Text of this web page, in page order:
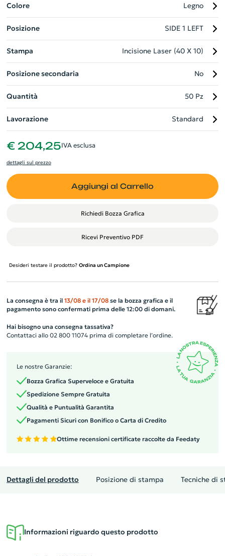
aziendale. Pratico, raffinato e versatile, questo gadget è
l'accessorio che non deve mancare nelle occasioni speciali.
Provalo ora!
Colore Legno
Posizione SIDE 1 LEFT
Stampa Incisione Laser (40 X 10)
Posizione secondaria No
Quantità 50 Pz
Lavorazione Standard
€ 204,25IVA esclusa
dettagli sul prezzo
Aggiungi al Carrello
Richiedi Bozza Grafica
Ricevi Preventivo PDF
Desideri testare il prodotto? Ordina un Campione
La consegna è tra il 13/08 e il 17/08se la bozza grafica e il
pagamento sono confermati prima delle 12:00 di domani.
Hai bisogno una consegna tassativa?
Contattaci allo 02 800 11074 prima di completare l’ordine.
Le nostre Garanzie:
Bozza Grafica Superveloce e Gratuita
Spedizione Sempre Gratuita
Qualità e Puntualità Garantita
Pagamenti Sicuri con Bonifico o Carta di Credito
Ottime recensioni certificate raccolte da Feedaty
Dettagli del prodotto Posizione di stampa Tecniche di
Informazioni riguardo questo prodotto